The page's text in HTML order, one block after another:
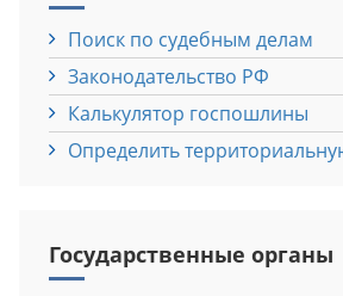
Поиск по судебным делам
Законодательство РФ
Калькулятор госпошлины
Определить
Государственные органы